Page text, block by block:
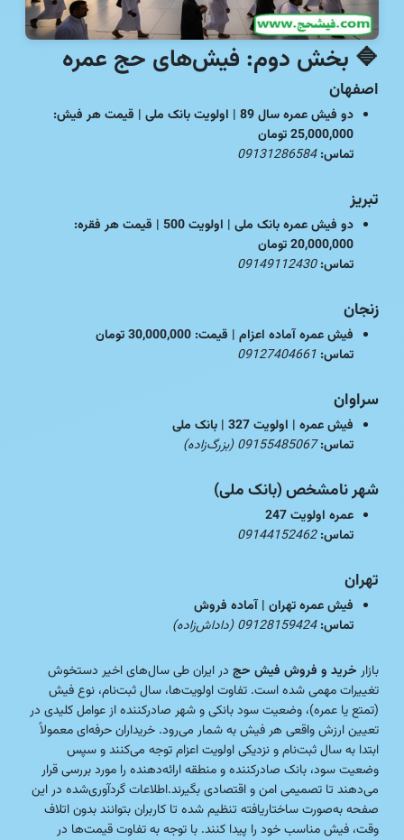
🔷 بخش دوم: فیش‌های حج عمره
اصفهان
دو فیش عمره سال 89 | اولویت بانک ملی | قیمت هر فیش:
25,000,000 تومان
تماس: 09131286584
تبریز
دو فیش عمره بانک ملی | اولویت 500 | قیمت هر فقره:
20,000,000 تومان
تماس: 09149112430
زنجان
فیش عمره آماده اعزام | قیمت: 30,000,000 تومان
تماس: 09127404661
سراوان
فیش عمره | اولویت 327 | بانک ملی
تماس: 09155485067 (بزرگ‌زاده)
شهر نامشخص (بانک ملی)
عمره اولویت 247
تماس: 09144152462
تهران
فیش عمره تهران | آماده فروش
تماس: 09128159424 (داداش‌زاده)
بازار خرید و فروش فیش حج در ایران طی سال‌های اخیر دستخوش
تغییرات مهمی شده است. تفاوت اولویت‌ها، سال ثبت‌نام، نوع فیش
(تمتع یا عمره)، وضعیت سود بانکی و شهر صادرکننده از عوامل کلیدی در
تعیین ارزش واقعی هر فیش به شمار می‌رود. خریداران حرفه‌ای معمولاً
ابتدا به سال ثبت‌نام و نزدیکی اولویت اعزام توجه می‌کنند و سپس
وضعیت سود، بانک صادرکننده و منطقه ارائه‌دهنده را مورد بررسی قرار
می‌دهند تا تصمیمی امن و اقتصادی بگیرند.اطلاعات گردآوری‌شده در این
صفحه به‌صورت ساختاریافته تنظیم شده تا کاربران بتوانند بدون اتلاف
وقت، فیش مناسب خود را پیدا کنند. با توجه به تفاوت قیمت‌ها در